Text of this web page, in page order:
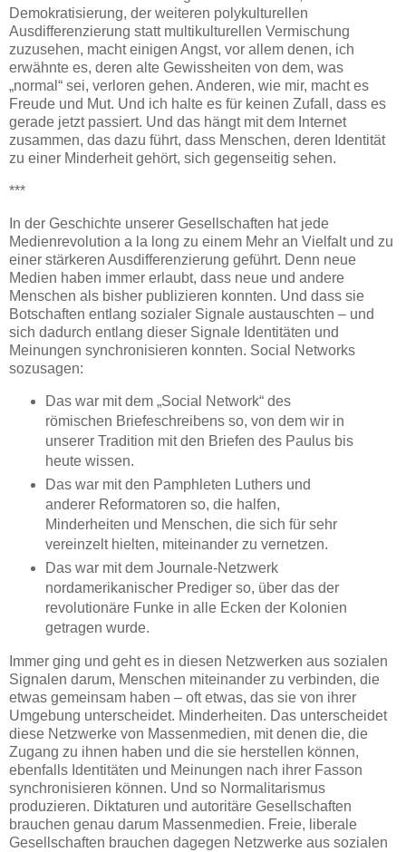
Demokratisierung, der weiteren polykulturellen
Ausdifferenzierung statt multikulturellen Vermischung
zuzusehen, macht einigen Angst, vor allem denen, ich
erwähnte es, deren alte Gewissheiten von dem, was
„normal“ sei, verloren gehen. Anderen, wie mir, macht es
Freude und Mut. Und ich halte es für keinen Zufall, dass es
gerade jetzt passiert. Und das hängt mit dem Internet
zusammen, das dazu führt, dass Menschen, deren Identität
zu einer Minderheit gehört, sich gegenseitig sehen.
***
In der Geschichte unserer Gesellschaften hat jede
Medienrevolution a la long zu einem Mehr an Vielfalt und zu
einer stärkeren Ausdifferenzierung geführt. Denn neue
Medien haben immer erlaubt, dass neue und andere
Menschen als bisher publizieren konnten. Und dass sie
Botschaften entlang sozialer Signale austauschten – und
sich dadurch entlang dieser Signale Identitäten und
Meinungen synchronisieren konnten. Social Networks
sozusagen:
Das war mit dem „Social Network“ des
römischen Briefeschreibens so, von dem wir in
unserer Tradition mit den Briefen des Paulus bis
heute wissen.
Das war mit den Pamphleten Luthers und
anderer Reformatoren so, die halfen,
Minderheiten und Menschen, die sich für sehr
vereinzelt hielten, miteinander zu vernetzen.
Das war mit dem Journale-Netzwerk
nordamerikanischer Prediger so, über das der
revolutionäre Funke in alle Ecken der Kolonien
getragen wurde.
Immer ging und geht es in diesen Netzwerken aus sozialen
Signalen darum, Menschen miteinander zu verbinden, die
etwas gemeinsam haben – oft etwas, das sie von ihrer
Umgebung unterscheidet. Minderheiten. Das unterscheidet
diese Netzwerke von Massenmedien, mit denen die, die
Zugang zu ihnen haben und die sie herstellen können,
ebenfalls Identitäten und Meinungen nach ihrer Fasson
synchronisieren können. Und so Normalitarismus
produzieren. Diktaturen und autoritäre Gesellschaften
brauchen genau darum Massenmedien. Freie, liberale
Gesellschaften brauchen dagegen Netzwerke aus sozialen